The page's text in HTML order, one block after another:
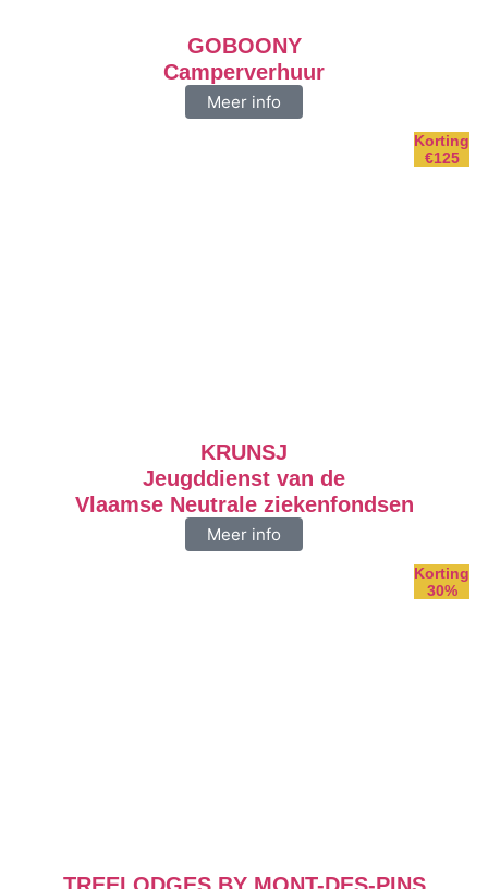
GOBOONY
Camperverhuur
Meer info
Korting
€125
KRUNSJ
Jeugddienst van de
Vlaamse Neutrale ziekenfondsen
Meer info
Korting
30%